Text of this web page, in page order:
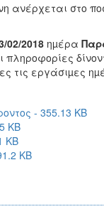
ανέρχεται στο
02/2018ηµέρα
πληροφορίες
τις εργάσιµες
- 355.13 KB
KB
KB
KB